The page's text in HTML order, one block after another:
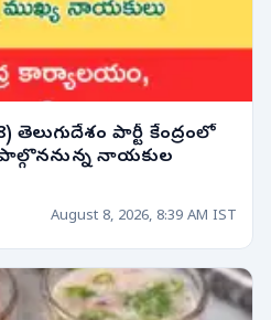
తెలుగుదేశం పార్టీ కేంద్రంలో
నాయకుల
August 8, 2026, 8:39 AM IST